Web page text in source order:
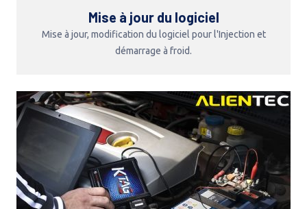
Mise à jour du logiciel
Mise à jour, modification du logiciel pour l'Injection et
démarrage à froid.